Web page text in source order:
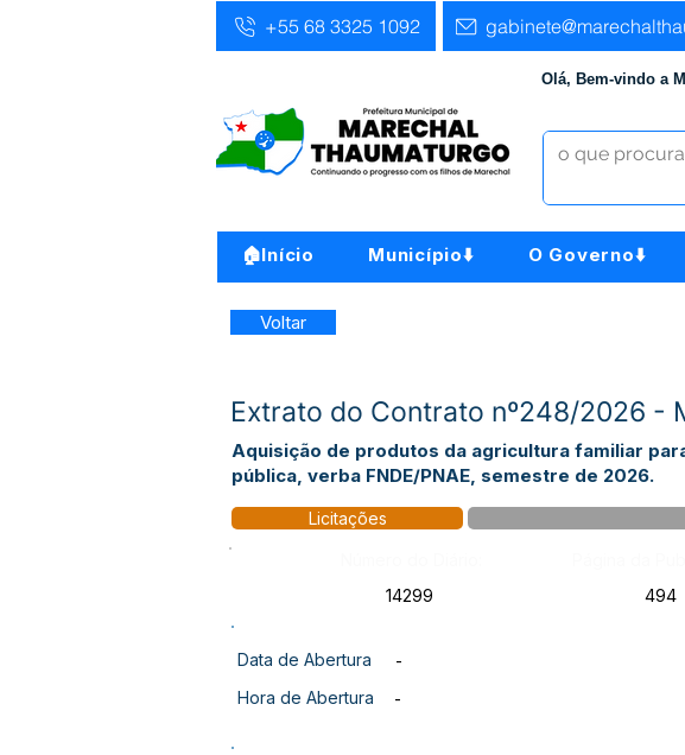
+55 68 3325 1092
Olá, Bem-vindo a
🏠Início Município⬇️ O Governo⬇️
Voltar
Extrato do Contrato nº248/2026 -
Aquisição de produtos da agricultura familiar
pública, verba FNDE/PNAE, semestre de 2026.
Licitações
14299
494
Data de Abertura
-
Hora de Abertura
-